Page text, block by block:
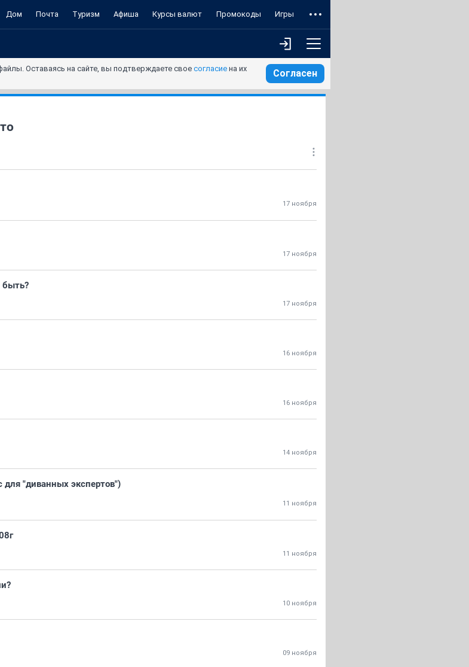
Дом Почта Туризм Афиша Курсы валют Промокоды Игры
Оставаясь на сайте, вы подтверждаете свое согласие на их
Согласен
17 ноября
17 ноября
быть?
17 ноября
16 ноября
16 ноября
14 ноября
для "диванных экспертов")
11 ноября
11 ноября
10 ноября
09 ноября